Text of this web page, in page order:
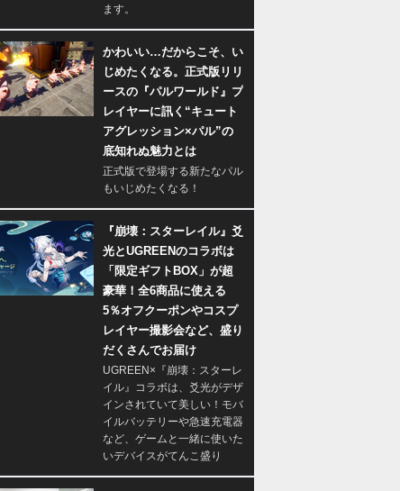
ます。
かわいい…だからこそ、い
じめたくなる。正式版リリ
ースの『パルワールド』プ
レイヤーに訊く“キュート
アグレッション×パル”の
底知れぬ魅力とは
正式版で登場する新たなパル
もいじめたくなる！
『崩壊：スターレイル』爻
光とUGREENのコラボは
「限定ギフトBOX」が超
豪華！全6商品に使える
5％オフクーポンやコスプ
レイヤー撮影会など、盛り
だくさんでお届け
UGREEN×『崩壊：スターレ
イル』コラボは、爻光がデザ
インされていて美しい！モバ
イルバッテリーや急速充電器
など、ゲームと一緒に使いた
いデバイスがてんこ盛り